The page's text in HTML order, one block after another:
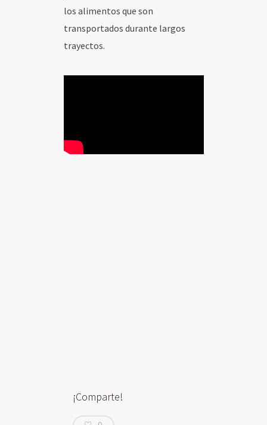
los alimentos que son
transportados durante largos
trayectos.
¡Comparte!